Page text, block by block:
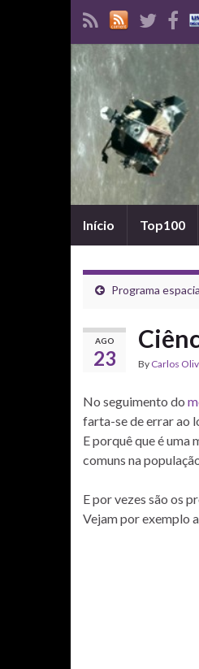
Início Top100
Programa
AGO
23 By Carlos
No seguimento do
farta-se de errar ao
E porquê que é uma
comuns na
E por vezes são os
Vejam por exemplo